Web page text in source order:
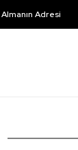
Adresi